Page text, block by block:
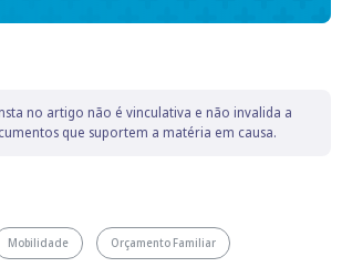
no artigo não é vinculativa e não invalida a
que suportem a matéria em causa.
Mobilidade Orçamento Familiar